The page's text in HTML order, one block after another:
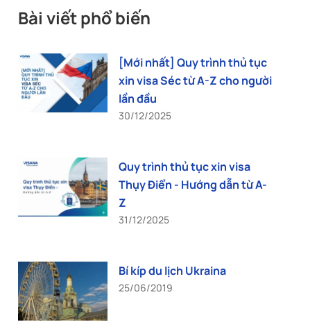
Bài viết phổ biến
[Mới nhất] Quy trình thủ tục
xin visa Séc từ A-Z cho người
lần đầu
30/12/2025
Quy trình thủ tục xin visa
Thụy Điển - Hướng dẫn từ A-
Z
31/12/2025
Bí kíp du lịch Ukraina
25/06/2019